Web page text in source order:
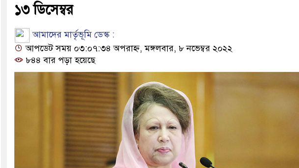
১৩ ডিসেম্বর
আমাদের মার্তৃভূমি ডেস্ক :
আপডেট সময় ০৩:০৭:৩৪ অপরাহ্ন, মঙ্গলবার, ৮ নভেম্বর ২০২২
৮৪৪ বার পড়া হয়েছে